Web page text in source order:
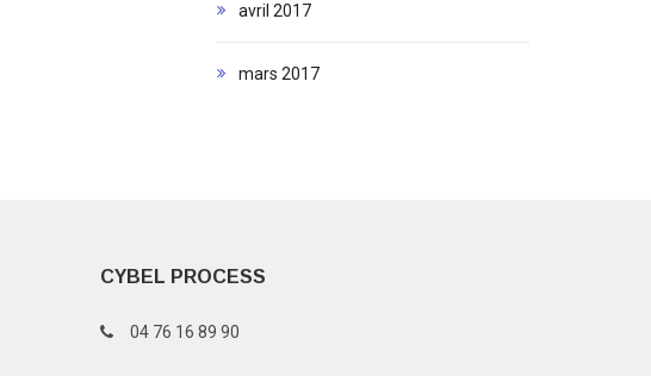
avril 2017
mars 2017
CYBEL PROCESS
04 76 16 89 90